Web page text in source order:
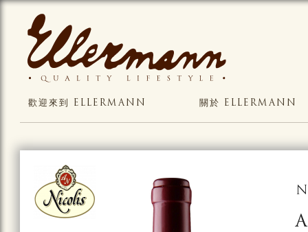
歡迎來到 ELLERMANN 關於 ELLERMANN